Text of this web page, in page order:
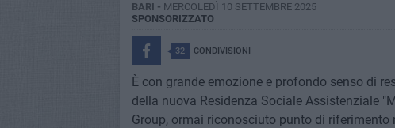
BARI - MERCOLEDÌ 10 SETTEMBRE 2025
SPONSORIZZATO
32 CONDIVISIONI
È con grande emozione e profondo senso di
della nuova Residenza Sociale Assistenziale
Group, ormai riconosciuto punto di